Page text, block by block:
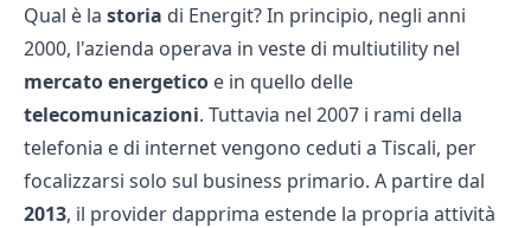
Qual è la storia di Energit? In principio, negli anni
2000, l'azienda operava in veste di multiutility nel
mercato energetico e in quello delle
telecomunicazioni. Tuttavia nel 2007 i rami della
telefonia e di internet vengono ceduti a Tiscali, per
focalizzarsi solo sul business primario. A partire dal
2013, il provider dapprima estende la propria attività